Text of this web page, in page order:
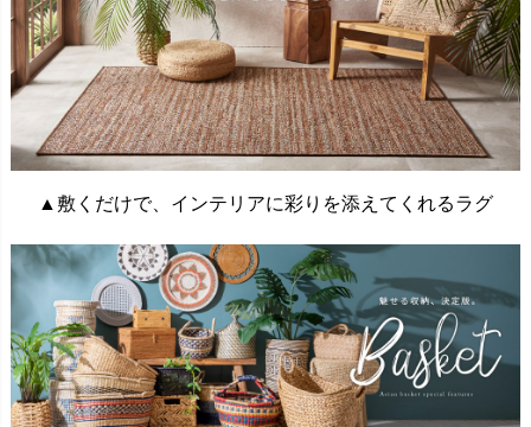
▲敷くだけで、インテリアに彩りを添えてくれるラグ